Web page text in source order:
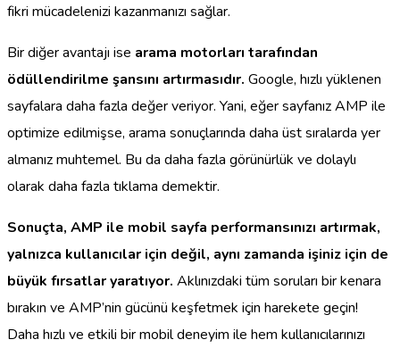
fikri mücadelenizi kazanmanızı sağlar.
Bir diğer avantajı ise arama motorları tarafından
ödüllendirilme şansını artırmasıdır. Google, hızlı yüklenen
sayfalara daha fazla değer veriyor. Yani, eğer sayfanız AMP ile
optimize edilmişse, arama sonuçlarında daha üst sıralarda yer
almanız muhtemel. Bu da daha fazla görünürlük ve dolaylı
olarak daha fazla tıklama demektir.
Sonuçta, AMP ile mobil sayfa performansınızı artırmak,
yalnızca kullanıcılar için değil, aynı zamanda işiniz için de
büyük fırsatlar yaratıyor. Aklınızdaki tüm soruları bir kenara
bırakın ve AMP’nin gücünü keşfetmek için harekete geçin!
Daha hızlı ve etkili bir mobil deneyim ile hem kullanıcılarınızı